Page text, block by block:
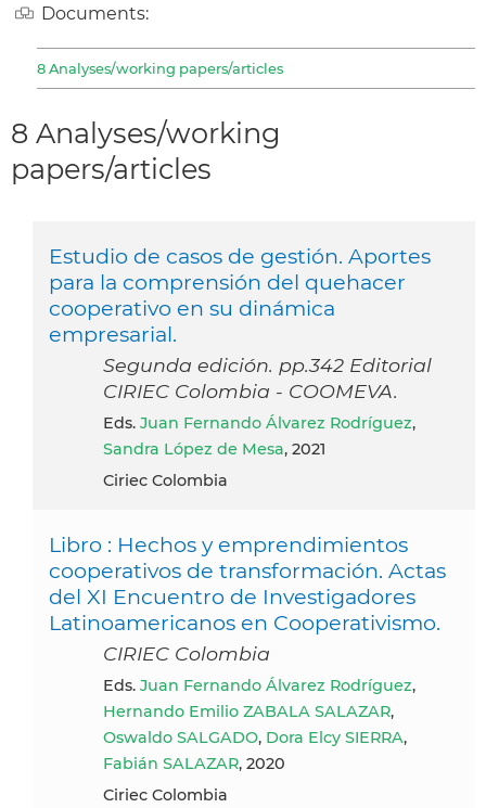
Documents:
8 Analyses/working papers/articles
8 Analyses/working
papers/articles
Estudio de casos de gestión. Aportes
para la comprensión del quehacer
cooperativo en su dinámica
empresarial.
Segunda edición. pp.342 Editorial
CIRIEC Colombia - COOMEVA.
Eds. Juan Fernando Álvarez Rodríguez,
Sandra López de Mesa, 2021
Ciriec Colombia
Libro : Hechos y emprendimientos
cooperativos de transformación. Actas
del XI Encuentro de Investigadores
Latinoamericanos en Cooperativismo.
CIRIEC Colombia
Eds. Juan Fernando Álvarez Rodríguez,
Hernando Emilio ZABALA SALAZAR,
Oswaldo SALGADO, Dora Elcy SIERRA,
Fabián SALAZAR, 2020
Ciriec Colombia